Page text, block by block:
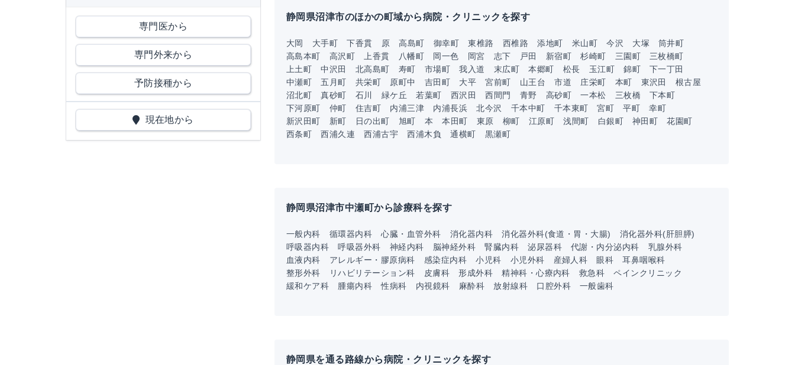
専門医から
専門外来から
予防接種から
現在地から
静岡県沼津市のほかの町域から病院・クリニックを探す
大岡 大手町 下香貫 原 高島町 御幸町 東椎路 西椎路 添地町 米山町 今沢 大塚
筒井町
高島本町
高沢町 上香貫 八幡町 岡一色 岡宮 志下 戸田 新宿町 杉崎町 三園町
三枚橋町
上土町
中沢田 北高島町 寿町 市場町 我入道 末広町 本郷町 松長 玉江町 錦町
下一丁田
中瀬町
五月町 共栄町 原町中 吉田町 大平 宮前町 山王台 市道 庄栄町 本町 東沢田
根古屋
沼北町
真砂町 石川 緑ケ丘 若葉町 西沢田 西間門 青野 高砂町 一本松 三枚橋
下本町
下河原町
仲町 住吉町 内浦三津 内浦長浜 北今沢 千本中町 千本東町 宮町 平町
幸町
新沢田町
新町 日の出町 旭町 本 本田町 東原 柳町 江原町 浅間町 白銀町 神田町
花園町
西条町
西浦久連 西浦古宇 西浦木負 通横町 黒瀬町
静岡県沼津市中瀬町から診療科を探す
一般内科 循環器内科 心臓・血管外科 消化器内科 消化器外科(食道・胃・大腸)
消化器外科(肝胆膵)
呼吸器内科
呼吸器外科 神経内科 脳神経外科 腎臓内科 泌尿器科 代謝・内分泌内科
乳腺外科
血液内科
アレルギー・膠原病科 感染症内科 小児科 小児外科 産婦人科 眼科
耳鼻咽喉科
整形外科
リハビリテーション科 皮膚科 形成外科 精神科・心療内科 救急科
ペインクリニック
緩和ケア科
腫瘍内科 性病科 内視鏡科 麻酔科 放射線科 口腔外科 一般歯科
静岡県を通る路線から病院・クリニックを探す